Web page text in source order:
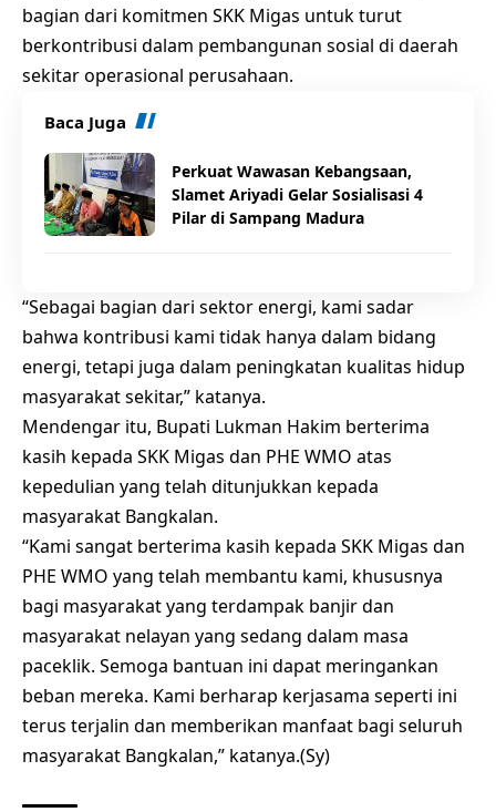
bagian dari komitmen SKK Migas untuk turut
berkontribusi dalam pembangunan sosial di daerah
sekitar operasional perusahaan.
Baca Juga
Perkuat Wawasan Kebangsaan,
Slamet Ariyadi Gelar Sosialisasi 4
Pilar di Sampang Madura
“Sebagai bagian dari sektor energi, kami sadar
bahwa kontribusi kami tidak hanya dalam bidang
energi, tetapi juga dalam peningkatan kualitas hidup
masyarakat sekitar,” katanya.
Mendengar itu, Bupati Lukman Hakim berterima
kasih kepada SKK Migas dan PHE WMO atas
kepedulian yang telah ditunjukkan kepada
masyarakat Bangkalan.
“Kami sangat berterima kasih kepada SKK Migas dan
PHE WMO yang telah membantu kami, khususnya
bagi masyarakat yang terdampak banjir dan
masyarakat nelayan yang sedang dalam masa
paceklik. Semoga bantuan ini dapat meringankan
beban mereka. Kami berharap kerjasama seperti ini
terus terjalin dan memberikan manfaat bagi seluruh
masyarakat Bangkalan,” katanya.(Sy)